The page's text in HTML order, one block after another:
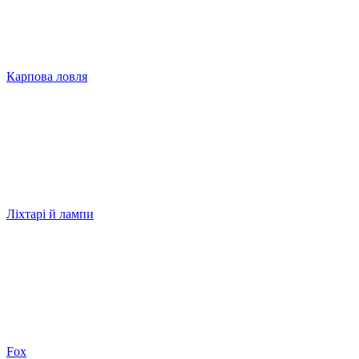
Карпова ловля
Ліхтарі й лампи
Fox